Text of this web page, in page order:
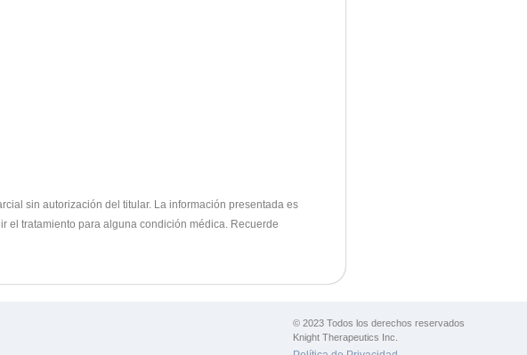
sin autorización del titular. La información presentada es
el tratamiento para alguna condición médica. Recuerde
© 2023 Todos los derechos reservados
Knight Therapeutics Inc.